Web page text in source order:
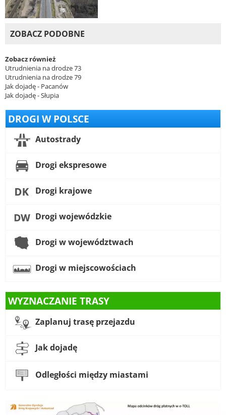
ZOBACZ PODOBNE
Zobacz również
Utrudnienia na drodze 73
Utrudnienia na drodze 79
Jak dojadę - Pacanów
Jak dojadę - Słupia
DROGI W POLSCE
Autostrady
Drogi ekspresowe
Drogi krajowe
Drogi wojewódzkie
Drogi w województwach
Drogi w miejscowościach
WYZNACZANIE TRASY
Zaplanuj trasę przejazdu
Jak dojadę
Odległości między miastami